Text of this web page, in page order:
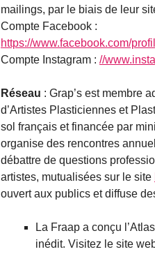
mailings, par le biais de leur
Compte Facebook :
https://www.facebook.com/
Compte Instagram : //
Réseau : Grap’s est membre
d’Artistes Plasticiennes et
sol français et financée par
organise des rencontres
débattre de questions
artistes, mutualisées sur le site
ouvert aux publics et diffuse
La Fraap a conçu
inédit. Visitez le site